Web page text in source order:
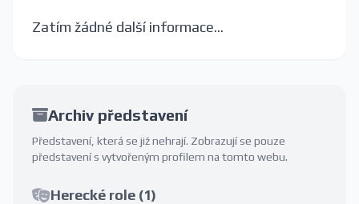
Zatím žádné další informace...
Archiv představení
Představení, která se již nehrají. Zobrazují se pouze
představení s vytvořeným profilem na tomto webu.
Herecké role (1)